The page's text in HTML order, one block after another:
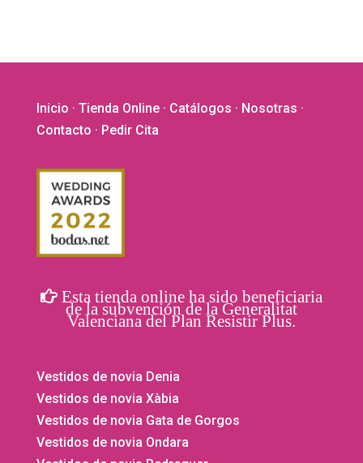
página
producto
Inicio · Tienda Online· Catálogos · Nosotras ·
Contacto · Pedir Cita
Esta tienda online ha sido beneficiaria
de la subvención de la Generalitat
Valenciana del Plan Resistir Plus.
Vestidos de novia Denia
Vestidos de novia Xàbia
Vestidos de novia Gata de Gorgos
Vestidos de novia Ondara